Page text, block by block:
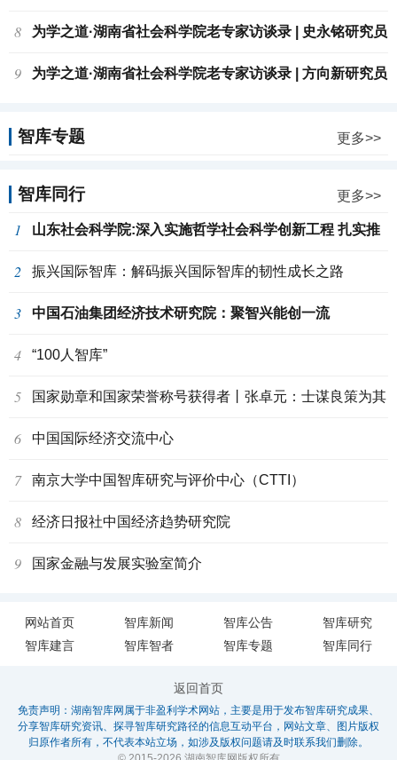
8 为学之道·湖南省社会科学院老专家访谈录 | 史永铭研究员
9 为学之道·湖南省社会科学院老专家访谈录 | 方向新研究员
智库专题 更多>>
智库同行 更多>>
1 山东社会科学院:深入实施哲学社会科学创新工程 扎实推
进中国特色新型智库建设
2 振兴国际智库：解码振兴国际智库的韧性成长之路
3 中国石油集团经济技术研究院：聚智兴能创一流
4 “100人智库”
5 国家勋章和国家荣誉称号获得者丨张卓元：士谋良策为其
国
6 中国国际经济交流中心
7 南京大学中国智库研究与评价中心（CTTI）
8 经济日报社中国经济趋势研究院
9 国家金融与发展实验室简介
网站首页 智库新闻 智库公告
智库研究
智库建言
智库智者 智库专题 智库同行
返回首页
免责声明：湖南智库网属于非盈利学术网站，主要是用于发布智库研究成果、
分享智库研究资讯、探寻智库研究路径的信息互动平台，网站文章、图片版权
归原作者所有，不代表本站立场，如涉及版权问题请及时联系我们删除。